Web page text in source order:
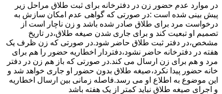
در موارد عدم حضور زن در دفترخانه برای ثبت طلاق مراحل زیر
پیش بینی شده است :در صورتی که گواهی عدم امکان سازش به
درخواست مرد برای طلاق صادر شده باشد و زن ناچار است از
تصمیم او تبعیت کند و برای جاری شدن صیغه طلاق،در تاریخ
مشخص،در دفتر ثبت طلاق حاضر شود.در صورتی که زن ظرف یک
هفته در دفترخانه حاضر نشود،دفتردار اخطاریه حضور را هم برای
مرد و هم برای زن ارسال می کند.در صورتی که باز هم زن در دفتر
خانه حضور پیدا نکرد،صیغه طلاق بدون حضور او جاری خواهد شد و
این موضوع به اطلاع او می رسد.فاصله زمانی بین ارسال اخطاریه
و اجرای صیغه طلاق نباید کمتر از یک هفته باشد